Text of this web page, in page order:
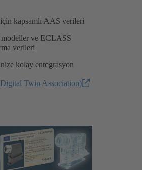
kapsamlı AAS verileri
modeller ve ECLASS
verileri
kolay entegrasyon
Twin Association)